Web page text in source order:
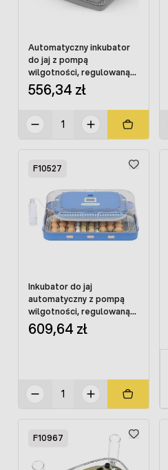
Automatyczny inkubator
do jaj z pompą
wilgotności, regulowaną
tacą OVOstart 48
556,34 zł
F10527
Inkubator do jaj
automatyczny z pompą
wilgotności, regulowaną
tacą OVOstart 70
609,64 zł
F10967